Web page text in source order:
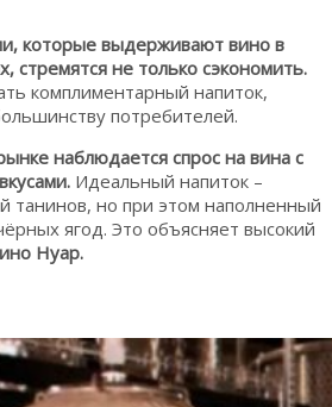
которые выдерживают вино в
стремятся не только сэкономить.
комплиментарный напиток,
потребителей.
наблюдается спрос на вина с
Идеальный напиток –
танинов, но при этом наполненный
ягод. Это объясняет высокий
Нуар.